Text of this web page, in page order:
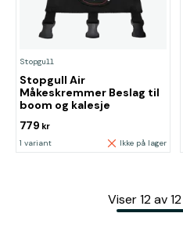
Stopgull
Stopgull Air
Måkeskremmer Beslag til
boom og kalesje
779 kr
1 variant Ikke på lager
Viser 12 av 12